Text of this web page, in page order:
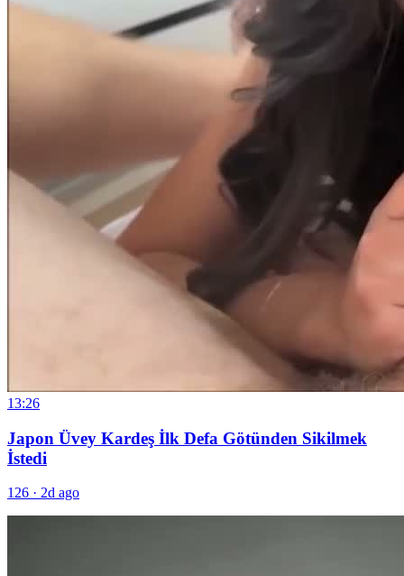
13:26
Japon Üvey Kardeş İlk Defa Götünden Sikilmek
İstedi
126 · 2d ago